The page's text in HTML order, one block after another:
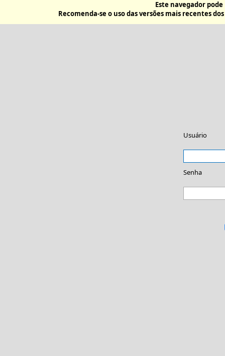
Este navegador
Recomenda-se o uso das versões mais recentes
Usuário
Senha